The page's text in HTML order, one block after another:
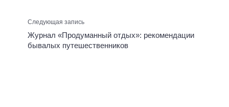
Следующая запись
Журнал «Продуманный отдых»: рекомендации
бывалых путешественников